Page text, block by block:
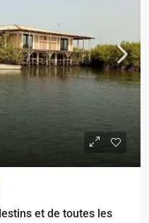
et de toutes les